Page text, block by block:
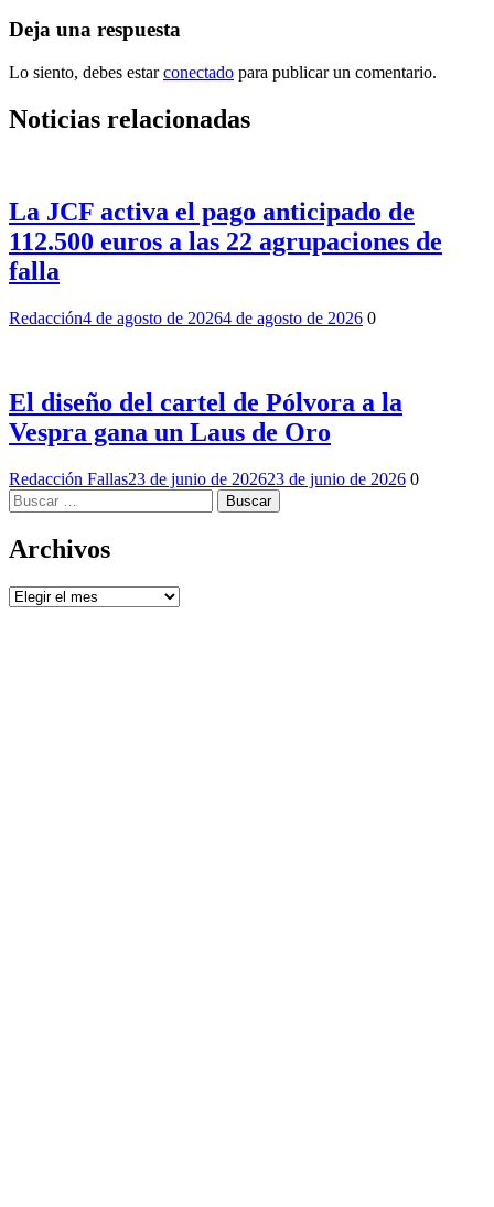
Deja una respuesta
Lo siento, debes estarconectado para publicar un comentario.
Noticias relacionadas
La JCF activa el pago anticipado de
112.500 euros a las 22 agrupaciones de
falla
Redacción4 de agosto de 20264 de agosto de 2026 0
El diseño del cartel de Pólvora a la
Vespra gana un Laus de Oro
Redacción Fallas23 de junio de 202623 de junio de 2026 0
Buscar:
Archivos
Archivos